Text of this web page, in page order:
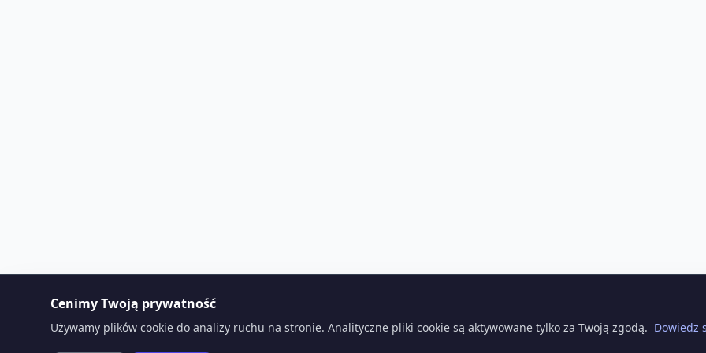
Cenimy Twoją prywatność
Używamy plików cookie do analizy ruchu na stronie. Analityczne pliki cookie są aktywowane tylko za Twoją zgodą. Dowiedz